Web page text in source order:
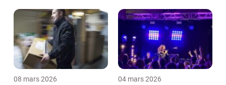
08 mars 2026 04 mars 2026